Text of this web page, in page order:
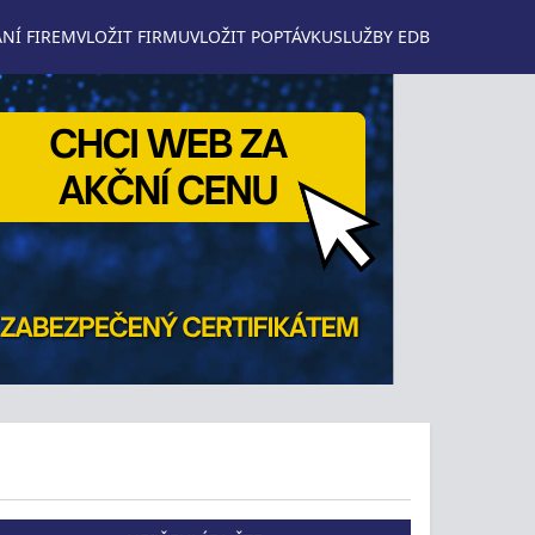
FIREMVLOŽIT FIRMUVLOŽIT POPTÁVKUSLUŽBY EDB